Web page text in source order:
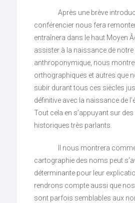
Après une brève
conférencier nous fera
entraînera dans le haut Moyen
assister à la naissance de
anthroponymique, nous
orthographiques et autres que
subir durant tous ces siècles
définitive avec la naissance de
Tout cela en s’appuyant sur
historiques très parlants.
Il nous montrera
cartographie des noms peut
déterminante pour leur
rendrons compte aussi que
sont parfois semblables aux